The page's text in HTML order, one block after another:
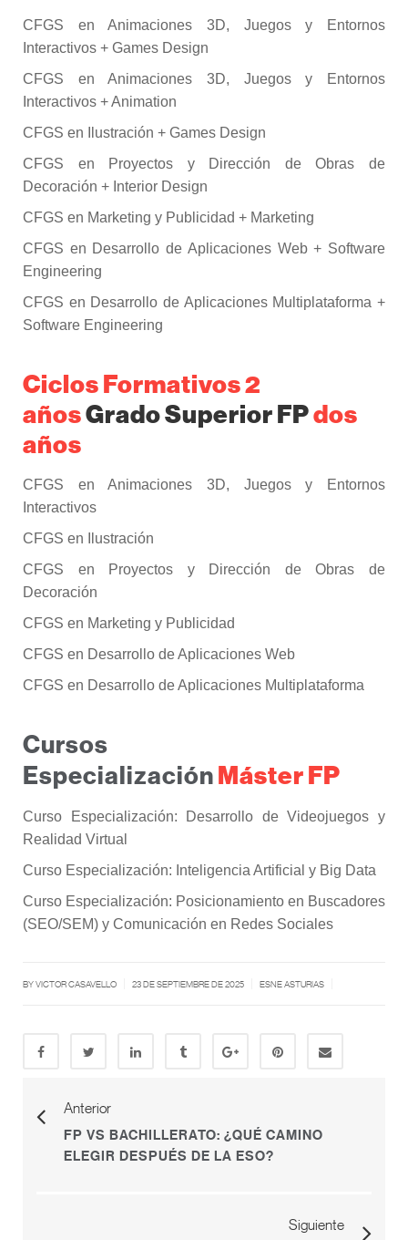
CFGS en Animaciones 3D, Juegos y Entornos
Interactivos + Games Design
CFGS en Animaciones 3D, Juegos y Entornos
Interactivos + Animation
CFGS en Ilustración + Games Design
CFGS en Proyectos y Dirección de Obras de
Decoración + Interior Design
CFGS en Marketing y Publicidad + Marketing
CFGS en Desarrollo de Aplicaciones Web + Software
Engineering
CFGS en Desarrollo de Aplicaciones Multiplataforma +
Software Engineering
Ciclos Formativos 2
añosGrado Superior FPdos
años
CFGS en Animaciones 3D, Juegos y Entornos
Interactivos
CFGS en Ilustración
CFGS en Proyectos y Dirección de Obras de
Decoración
CFGS en Marketing y Publicidad
CFGS en Desarrollo de Aplicaciones Web
CFGS en Desarrollo de Aplicaciones Multiplataforma
Cursos
Especialización Máster FP
Curso Especialización: Desarrollo de Videojuegos y
Realidad Virtual
Curso Especialización: Inteligencia Artificial y Big Data
Curso Especialización: Posicionamiento en Buscadores
(SEO/SEM) y Comunicación en Redes Sociales
BYVICTOR CASAVELLO 23 DE SEPTIEMBRE DE 2025 ESNE ASTURIAS
Anterior
FP VS BACHILLERATO: ¿QUÉ CAMINO
ELEGIR DESPUÉS DE LA ESO?
Siguiente